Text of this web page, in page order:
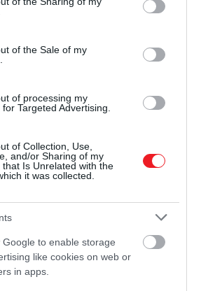
to Google and its third-party tags to
specified purposes in below Google
of the Sale of my
of processing my
Targeted Advertising.
of Collection, Use,
and/or Sharing of my
that Is Unrelated with the
it was collected.
Google to enable storage
like cookies on web or
in apps.
gyakorlatilag „
áll azzal, hogy miért
melyre a Tartalék
című könyv a
és példa – olyan mély törést
sem hajlandóak megbocsátani,
barátja nemrég így nyilatkozott:
az egész világtól
kellene kérnie. A
mindig is azt vallotta,